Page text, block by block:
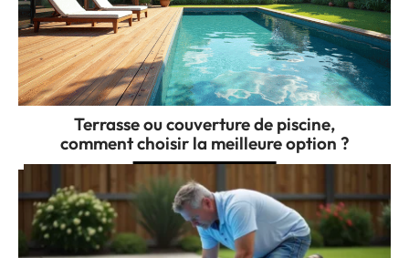
Terrasse ou couverture de piscine,
comment choisir la meilleure option ?